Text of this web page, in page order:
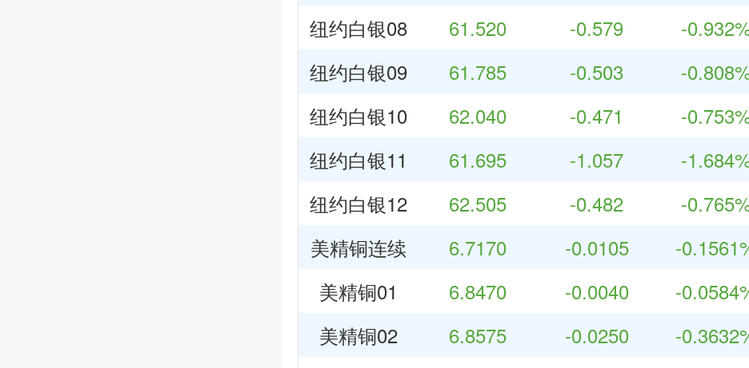
纽约白银08
61.520 -0.579
-
纽约白银09
61.785 -0.503
-
纽约白银10
62.040 -0.471
-
纽约白银11
61.695 -1.057
-
纽约白银12
62.505 -0.482
-
美精铜连续
6.7170 -0.0105
-
美精铜01
6.8470 -0.0040
-
美精铜02
6.8575 -0.0250
-